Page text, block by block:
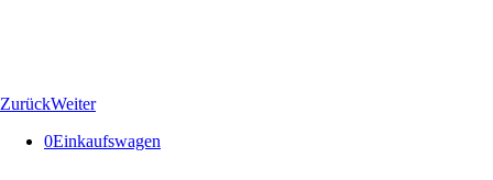
ZurückWeiter
0Einkaufswagen